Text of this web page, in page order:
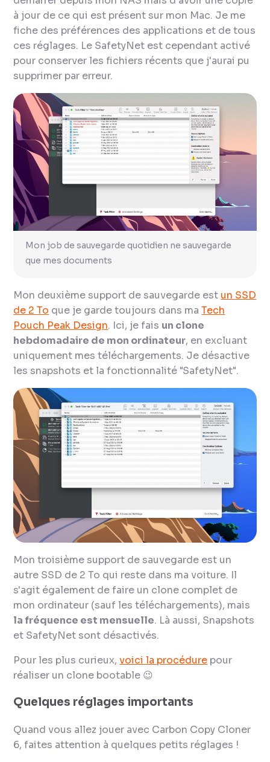
à jour de ce qui est présent sur mon Mac. Je me
fiche des préférences des applications et de tous
ces réglages. Le SafetyNet est cependant activé
pour conserver les fichiers récents que j'aurai pu
supprimer par erreur.
Mon job de sauvegarde quotidien ne sauvegarde
que mes documents
Mon deuxième support de sauvegarde est un SSD
de 2 To que je garde toujours dans maTech
Pouch Peak Design. Ici, je fais un clone
hebdomadaire de mon ordinateur, en excluant
uniquement mes téléchargements. Je désactive
les snapshots et la fonctionnalité "SafetyNet".
Mon troisième support de sauvegarde est un
autre SSD de 2 To qui reste dans ma voiture. Il
s'agit également de faire un clone complet de
mon ordinateur (sauf les téléchargements), mais
la fréquence est mensuelle. Là aussi, Snapshots
et SafetyNet sont désactivés.
Pour les plus curieux,voici la procédure pour
réaliser un clone bootable 😉
Quelques réglages importants
Quand vous allez jouer avec Carbon Copy Cloner
6, faites attention à quelques petits réglages !